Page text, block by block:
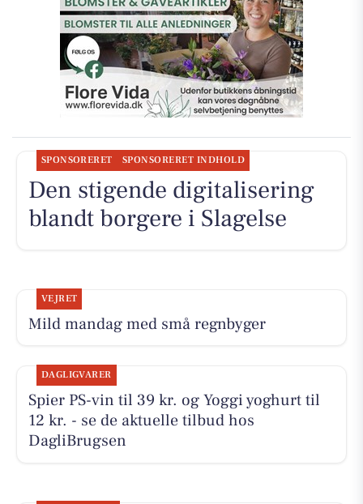
SPONSORERET SPONSORERET INDHOLD
Den stigende digitalisering
blandt borgere i Slagelse
VEJRET
Mild mandag med små regnbyger
DAGLIGVARER
Spier PS-vin til 39 kr. og Yoggi yoghurt til
12 kr. - se de aktuelle tilbud hos
DagliBrugsen